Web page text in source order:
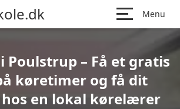
Menu
Poulstrup – Få et gratis
køretimer og få dit
en lokal kørelærer